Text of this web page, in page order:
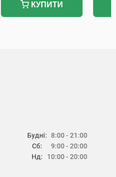
КУПИТИ
Будні:
Сб:
Нд:
8:00 - 21:00
9:00 - 20:00
10:00 - 20:00